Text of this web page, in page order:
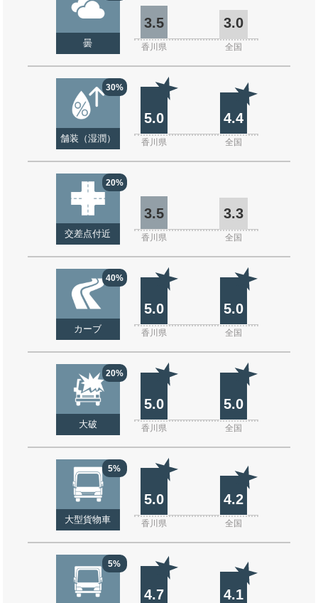
曇
3.5 3.0
香川県 全国
30%
舗装（湿潤）
5.0 4.4
香川県 全国
20%
交差点付近
3.5 3.3
香川県 全国
40%
カーブ
5.0 5.0
香川県 全国
20%
大破
5.0 5.0
香川県 全国
5%
大型貨物車
5.0 4.2
香川県 全国
5%
4.7 4.1